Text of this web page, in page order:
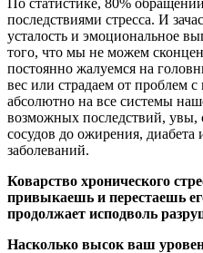
последствиями стресса. И
усталость и эмоциональное
того, что мы не можем
постоянно жалуемся на
вес или страдаем от проблем
абсолютно на все системы
возможных последствий, увы,
сосудов до ожирения, диабета
заболеваний.
Коварство хронического
привыкаешь и перестаешь
продолжает исподволь
Насколько высок ваш